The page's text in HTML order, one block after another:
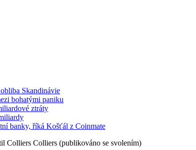
Skandinávie
bohatými paniku
ztráty
banky, říká Košťál z Coinmate
Colliers Colliers (publikováno se svolením)